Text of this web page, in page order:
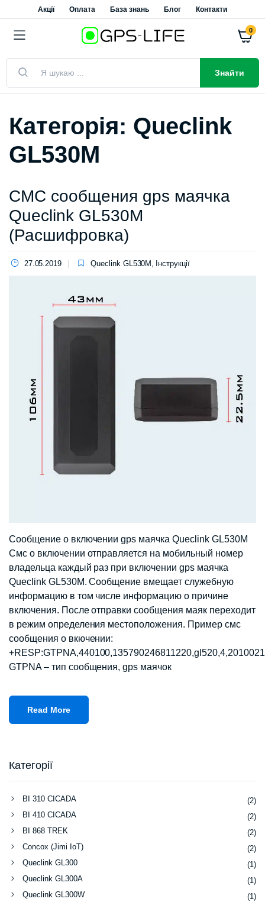
Акції Оплата База знань Блог Контакти
0
Пошук
товарів
Знайти
Категорія: Queclink
GL530M
СМС сообщения gps маячка
Queclink GL530M
(Расшифровка)
27.05.2019 Queclink GL530M , Інструкції
Сообщение о включении gps маячка Queclink GL530M
Смс о включении отправляется на мобильный номер
владельца каждый раз при включении gps маячка
Queclink GL530M. Сообщение вмещает служебную
информацию в том числе информацию о причине
включения. После отправки сообщения маяк переходит
в режим определения местоположения. Пример смс
сообщения о вкючении:
GTPNA – тип сообщения, gps маячок
Read More
Категорії
BI 310 CICADA
(2)
BI 410 CICADA
(2)
BI 868 TREK
(2)
Concox (Jimi IoT)
(2)
Queclink GL300
(1)
Queclink GL300A
(1)
Queclink GL300W
(1)